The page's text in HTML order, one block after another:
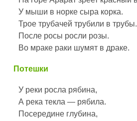
У мыши в норке сыра корка.
Трое трубачей трубили в трубы.
После росы росли розы.
Во мраке раки шумят в драке.
Потешки
У реки росла рябина,
А река текла — рябила.
Посередине глубина,